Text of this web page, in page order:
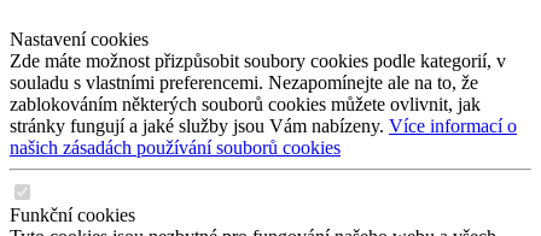
Nastavení cookies
Zde máte možnost přizpůsobit soubory cookies podle kategorií, v
souladu s vlastními preferencemi. Nezapomínejte ale na to, že
zablokováním některých souborů cookies můžete ovlivnit, jak
stránky fungují a jaké služby jsou Vám nabízeny. Více informací o
našich zásadách používání souborů cookies
Funkční cookies